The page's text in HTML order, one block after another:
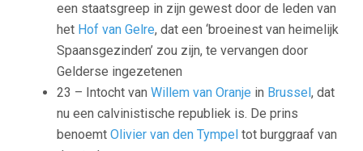
een staatsgreep in zijn gewest door de leden van
het Hof van Gelre, dat een ‘broeinest van heimelijk
Spaansgezinden’ zou zijn, te vervangen door
Gelderse ingezetenen
23 – Intocht van Willem van Oranje in Brussel, dat
nu een calvinistische republiek is. De prins
benoemt Olivier van den Tympel tot burggraaf van